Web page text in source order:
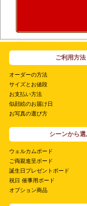
ご利用方法
オーダーの方法
サイズとお値段
お支払い方法
似顔絵のお届け日
お写真の選び方
シーンから選
ウェルカムボード
ご両親進呈ボード
誕生日プレゼントボード
祝日 催事用ボード
オプション商品